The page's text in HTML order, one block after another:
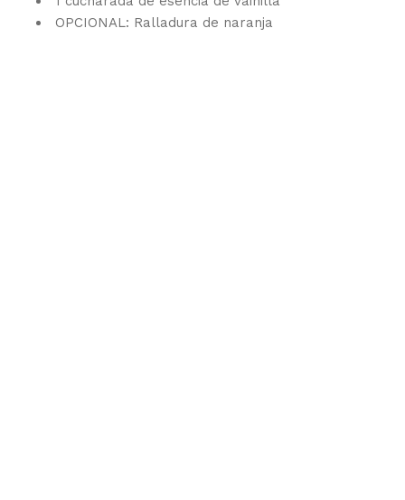
OPCIONAL: Ralladura de naranja